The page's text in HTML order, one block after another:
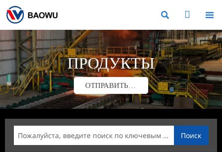
  
ПРОДУКТЫ
ОТПРАВИТЬ ЗАПРОС
Поиск